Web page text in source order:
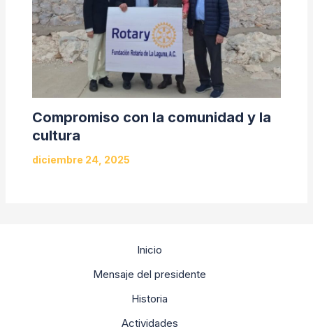
Compromiso con la comunidad y la
cultura
diciembre 24, 2025
Inicio
Mensaje del presidente
Historia
Actividades